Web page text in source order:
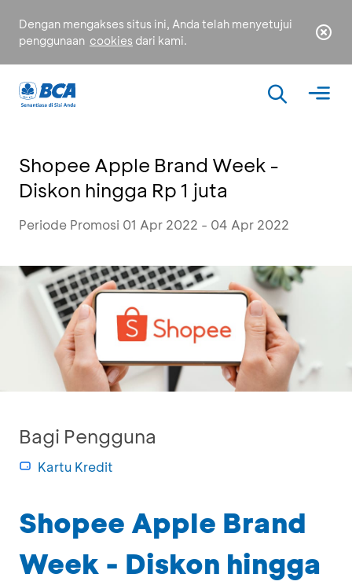
Dengan mengakses situs ini, Anda telah menyetujui
penggunaan cookies dari kami.
Shopee Apple Brand Week -
Diskon hingga Rp 1 juta
Periode Promosi 01 Apr 2022 - 04 Apr 2022
Bagi Pengguna
Kartu Kredit
Shopee Apple Brand
Week - Diskon hingga